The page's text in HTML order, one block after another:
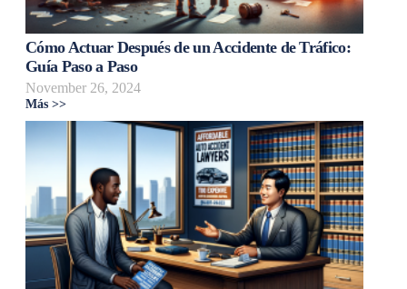
Cómo Actuar Después de un Accidente de Tráfico:
Guía Paso a Paso
November 26, 2024
Más >>